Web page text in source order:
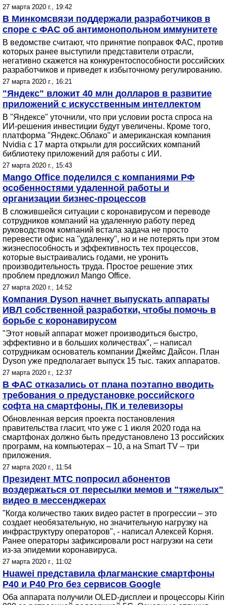
27 марта 2020 г., 19:42
В Минкомсвязи поддержали разработчиков в
споре с ФАС об антимонопольном иммунитете
В ведомстве считают, что принятие поправок ФАС, против
которых ранее выступили представители отрасли,
негативно скажется на конкурентоспособности российских
разработчиков и приведет к избыточному регулированию.
27 марта 2020 г., 16:21
"Яндекс" вложит 40 млн долларов в развитие
приложений с искусственным интеллектом
В "Яндексе" уточнили, что при условии роста спроса на
ИИ-решения инвестиции будут увеличены. Кроме того,
платформа "Яндекс.Облако" и американская компания
Nvidia с 17 марта открыли для российских компаний
библиотеку приложений для работы с ИИ.
27 марта 2020 г., 15:43
Mango Office поделился с компаниями РФ
особенностями удаленной работы и
организации бизнес-процессов
В сложившейся ситуации с коронавирусом и переводе
сотрудников компаний на удаленную работу перед
руководством компаний встала задача не просто
перевести офис на "удаленку", но и не потерять при этом
жизнеспособность и эффективность тех процессов,
которые выстраивались годами, не уронить
производительность труда. Простое решение этих
проблем предложил Mango Office.
27 марта 2020 г., 14:52
Компания Dyson начнет выпускать аппараты
ИВЛ собственной разработки, чтобы помочь в
борьбе с коронавирусом
"Этот новый аппарат может производиться быстро,
эффективно и в больших количествах", – написал
сотрудникам основатель компании Джеймс Дайсон. План
Dyson уже предполагает выпуск 15 тыс. таких аппаратов.
27 марта 2020 г., 12:37
В ФАС отказались от плана поэтапно вводить
требования о предустановке российского
софта на смартфоны, ПК и телевизоры
Обновленная версия проекта постановления
правительства гласит, что уже с 1 июля 2020 года на
смартфонах должно быть предустановлено 13 российских
программ, на компьютерах – 10, а на Smart TV – три
приложения.
27 марта 2020 г., 11:54
Президент МТС попросил абонентов
воздержаться от пересылки мемов и "тяжелых"
видео в мессенджерах
"Когда количество таких видео растет в прогрессии – это
создает необязательную, но значительную нагрузку на
инфраструктуру операторов", - написал Алексей Корня.
Ранее операторы зафиксировали рост нагрузки на сети
из-за эпидемии коронавируса.
27 марта 2020 г., 11:02
Huawei представила флагманские смартфоны
P40 и P40 Pro без сервисов Google
Оба аппарата получили OLED-дисплеи и процессоры Kirin